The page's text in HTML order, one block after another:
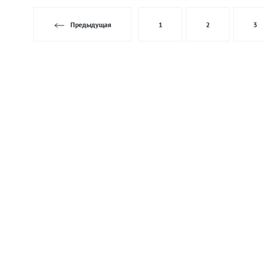
Предыдущая 1 2 3